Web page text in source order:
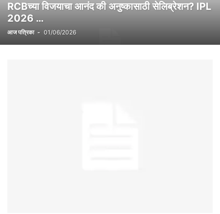
RCBच्या विजयाचा आनंद की अनुष्कासाठी सेलिब्रेशन? IPL
2026 …
आज पत्रिका - 01/06/2026